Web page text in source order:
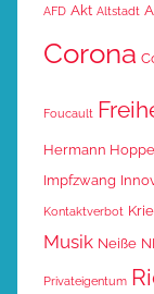
AFD Akt Altstadt
Corona
Foucault
Hermann Hoppe
Impfzwang
Kontaktverbot
Musik Neiße
Privateigentum